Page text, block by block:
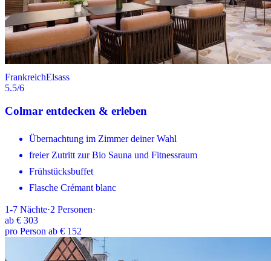
FrankreichElsass
5.5/6
Colmar entdecken & erleben
Übernachtung im Zimmer deiner Wahl
freier Zutritt zur Bio Sauna und Fitnessraum
Frühstücksbuffet
Flasche Crémant blanc
1-7 Nächte·2 Personen·
ab € 303
pro Person ab € 152